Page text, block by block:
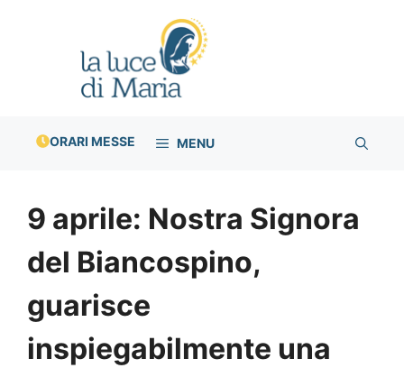
ORARI MESSE MENU
9 aprile: Nostra Signora
del Biancospino,
guarisce
inspiegabilmente una